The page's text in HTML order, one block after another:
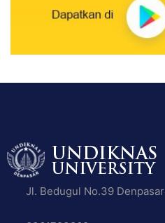
Jl. Bedugul No.39 Denpasar